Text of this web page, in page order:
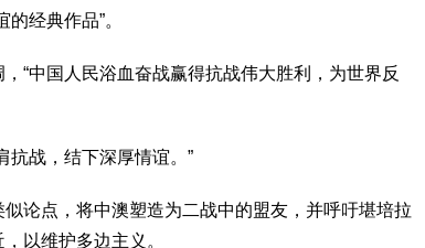
经典作品”。
“中国人民浴血奋战赢得抗战伟大胜利，为世界反
抗战，结下深厚情谊。”
论点，将中澳塑造为二战中的盟友，并呼吁堪培拉
以维护多边主义。